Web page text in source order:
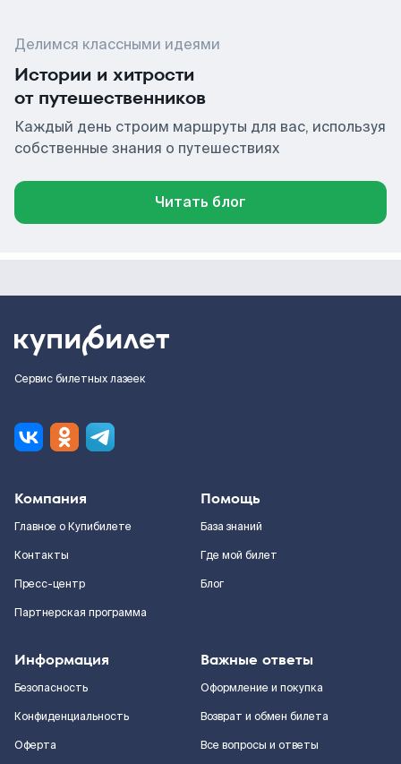
Делимся классными идеями
Истории и хитрости
от путешественников
Каждый день строим маршруты для вас, используя
собственные знания о путешествиях
Читать блог
Сервис билетных лазеек
Компания
Главное о Купибилете
Контакты
Пресс-центр
Партнерская программа
Помощь
База знаний
Где мой билет
Блог
Информация
Безопасность
Конфиденциальность
Оферта
Важные ответы
Оформление и покупка
Возврат и обмен билета
Все вопросы и ответы